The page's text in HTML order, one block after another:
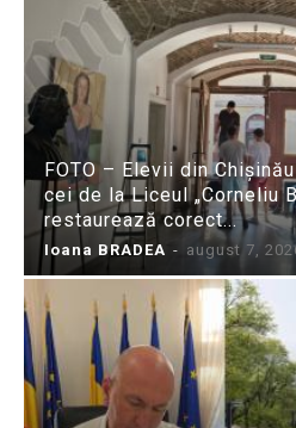
FOTO – Elevii din
cei de la Liceul „Corneliu
restaurează corect...
Ioana BRADEA - august 7,